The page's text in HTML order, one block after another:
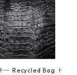
ー Recycled Bag ト